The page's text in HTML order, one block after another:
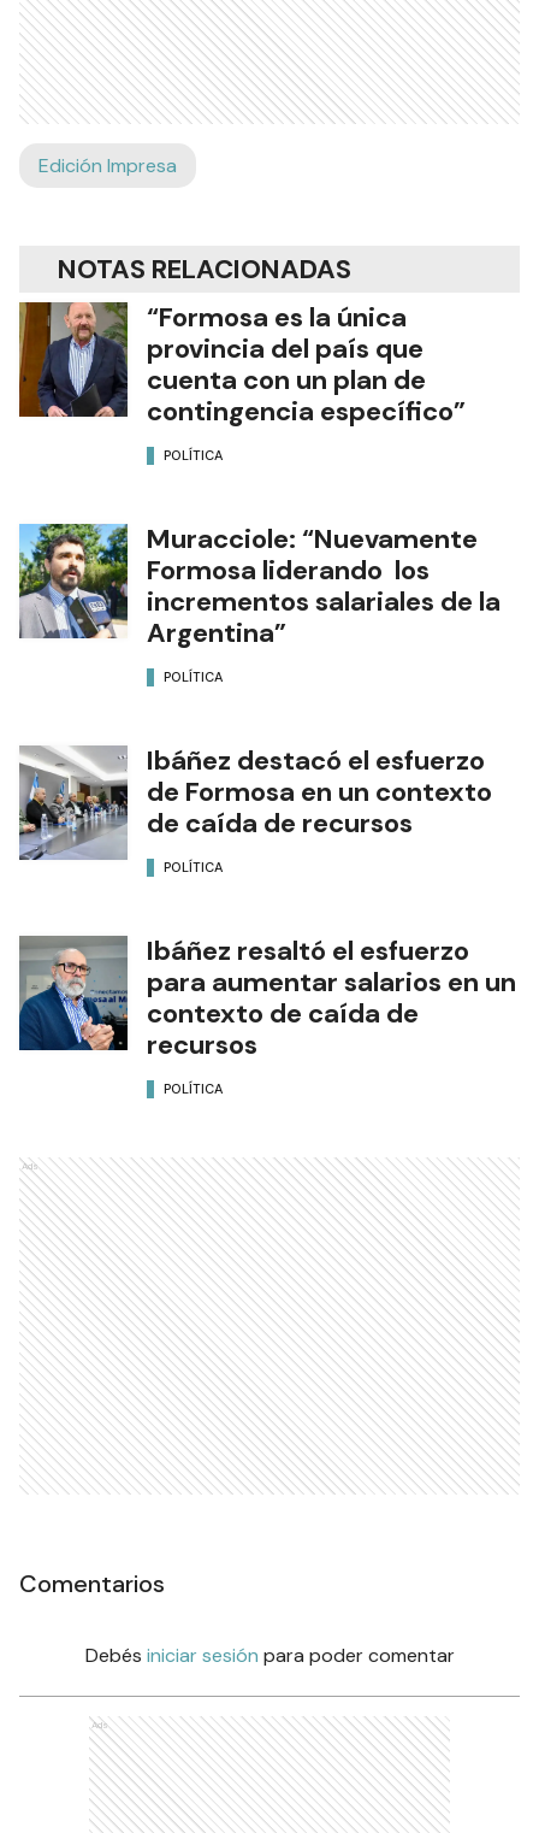
Edición Impresa
NOTAS RELACIONADAS
“Formosa es la única
provincia del país que
cuenta con un plan de
contingencia específico”
POLÍTICA
Muracciole: “Nuevamente
Formosa liderando los
incrementos salariales de la
Argentina”
POLÍTICA
Ibáñez destacó el esfuerzo
de Formosa en un contexto
de caída de recursos
POLÍTICA
Ibáñez resaltó el esfuerzo
para aumentar salarios en un
contexto de caída de
recursos
POLÍTICA
Ads
Comentarios
Debés iniciar sesión para poder comentar
Ads